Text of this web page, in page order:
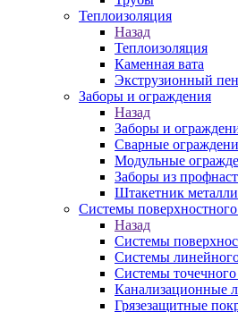
Теплоизоляция
Назад
Теплоизоляция
Каменная вата
Экструзионный
Заборы и ограждения
Назад
Заборы и
Сварные
Модульные
Заборы из
Штакетник
Системы поверхностного
Назад
Системы
Системы
Системы точечного
Канализационные
Грязезащитные